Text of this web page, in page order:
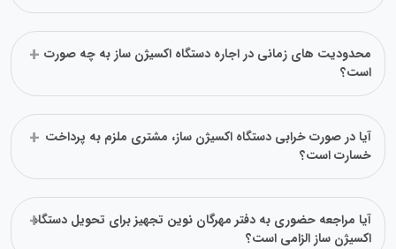
محدودیت‌ های زمانی در اجاره دستگاه اکسیژن ساز به چه صورت
است؟
آیا در صورت خرابی دستگاه اکسیژن ساز، مشتری ملزم به پرداخت
خسارت است؟
آیا مراجعه حضوری به دفتر مهرگان نوین تجهیز برای تحویل دستگاه
اکسیژن ساز الزامی است؟